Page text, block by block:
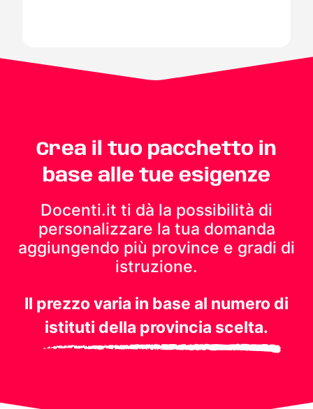
Crea il tuo pacchetto in
base alle tue esigenze
Docenti.it ti dà la possibilità di
personalizzare la tua domanda
aggiungendo più province e gradi di
istruzione.
Il prezzo varia in base al numero di
istituti della provincia scelta.